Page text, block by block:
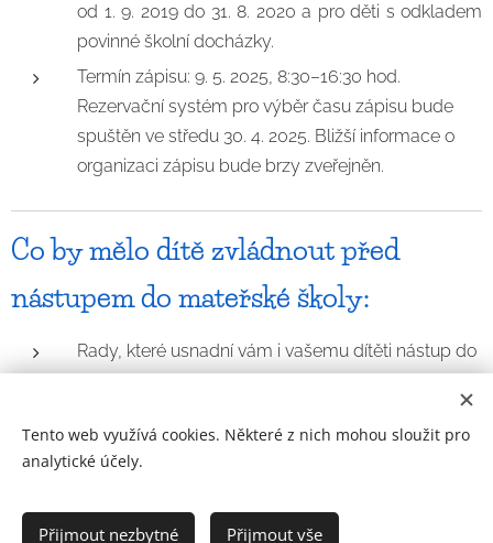
od 1. 9. 2019 do 31. 8. 2020 a pro děti s odkladem
povinné školní docházky.
Termín zápisu: 9. 5. 2025, 8:30–16:30 hod.
Rezervační systém pro výběr času zápisu bude
spuštěn ve středu 30. 4. 2025. Bližší informace o
organizaci zápisu bude brzy zveřejněn.
Co by mělo dítě zvládnout před
nástupem do mateřské školy:
Rady, které usnadní vám i vašemu dítěti nástup do
školky naleznetezde.
Tento web využívá cookies. Některé z nich mohou sloužit pro
analytické účely.
Přijmout nezbytné Přijmout vše